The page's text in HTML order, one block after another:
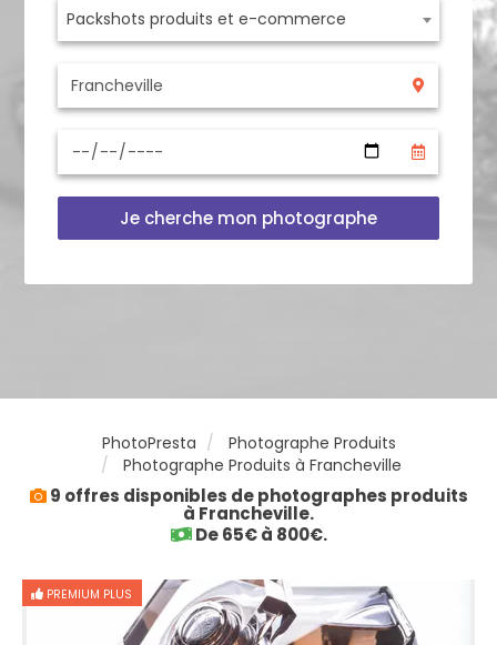
Packshots produits et e-commerce
Je cherche mon photographe
PhotoPresta
Photographe Produits
Photographe Produits à Francheville
9 offres disponibles de photographes produits
à Francheville.
De 65€ à 800€.
PREMIUM PLUS